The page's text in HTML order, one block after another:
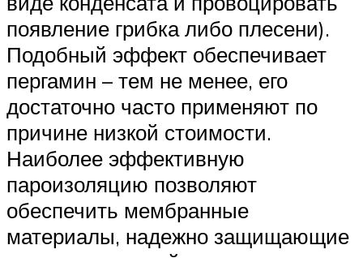
появление грибка либо плесени).
Подобный эффект обеспечивает
пергамин – тем не менее, его
достаточно часто применяют по
причине низкой стоимости.
Наиболее эффективную
пароизоляцию позволяют
обеспечить мембранные
материалы, надежно защищающие